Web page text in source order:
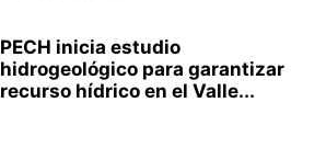
PECH inicia estudio
hidrogeológico para garantizar
recurso hídrico en el Valle...